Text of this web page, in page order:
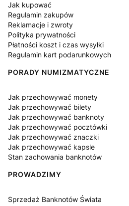
Jak kupować
Regulamin zakupów
Reklamacje i zwroty
Polityka prywatności
Płatności koszt i czas wysyłki
Regulamin kart podarunkowych
PORADY NUMIZMATYCZNE
Jak przechowywać monety
Jak przechowywać bilety
Jak przechowywać banknoty
Jak przechowywać pocztówki
Jak przechowywać znaczki
Jak przechowywać kapsle
Stan zachowania banknotów
PROWADZIMY
Sprzedaż Banknotów Świata